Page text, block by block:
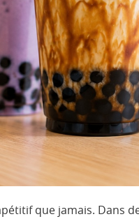
que jamais. Dans